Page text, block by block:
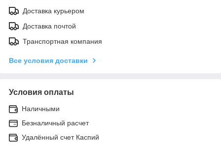
Доставка курьером
Доставка почтой
Транспортная компания
Все условия доставки
Условия оплаты
Наличными
Безналичный расчет
Удалённый счет Каспий